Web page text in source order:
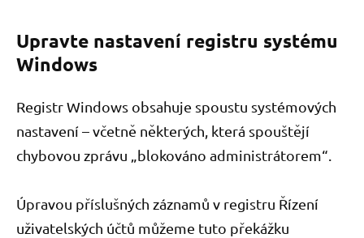
Upravte nastavení registru systému
Windows
Registr Windows obsahuje spoustu systémových
nastavení – včetně některých, která spouštějí
chybovou zprávu „blokováno administrátorem“.
Úpravou příslušných záznamů v registru Řízení
uživatelských účtů můžeme tuto překážku